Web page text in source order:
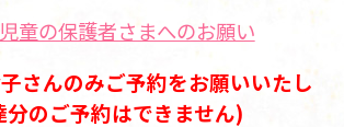
児童の保護者さまへのお願い
さんのみご予約をお願いいたし
分のご予約はできません)